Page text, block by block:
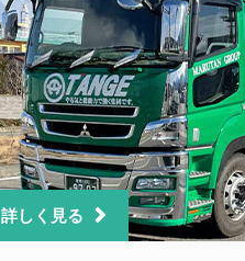
詳しく見る